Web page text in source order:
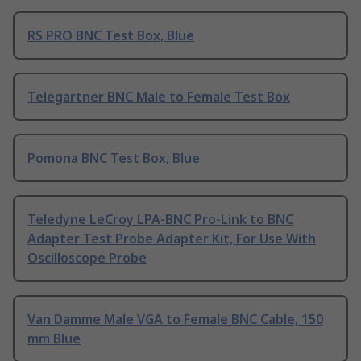
RS PRO BNC Test Box, Blue
Telegartner BNC Male to Female Test Box
Pomona BNC Test Box, Blue
Teledyne LeCroy LPA-BNC Pro-Link to BNC
Adapter Test Probe Adapter Kit, For Use With
Oscilloscope Probe
Van Damme Male VGA to Female BNC Cable, 150
mm Blue